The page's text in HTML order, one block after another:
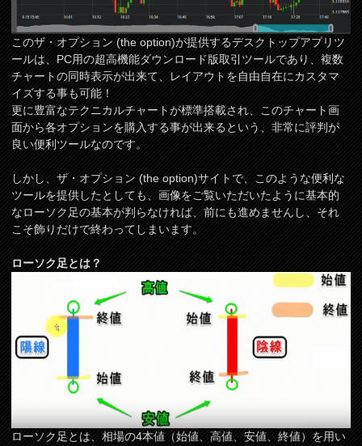
このザ・オプション (the option)が提供するデスクトップアプリツ
ールは、PC用の超高機能ダウンロード版取引ツールであり、複数
チャートの同時表示が出来て、レイアウトを自由自在にカスタマ
イズする事も可能！
更に豊富なテクニカルチャートが標準搭載され、このチャート画
面から各オプションを購入する事が出来るという、非常に評判が
良い便利ツールなのです。
しかし、ザ・オプション (the option)サイトで、このような便利な
ツールを提供したとしても、画像をご覧いただいたように基本的
なローソク足の基本が判らなければ、前にも進めませんし、それ
こそ飾りだけで終わってしまいます。
ローソク足とは？
ローソク足とは、相場の4本値（始値、高値、安値、終値）を用い